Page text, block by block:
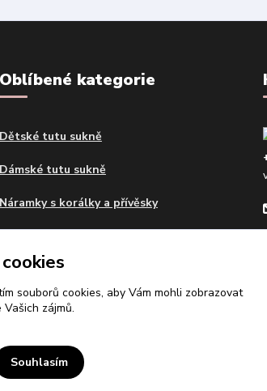
Oblíbené kategorie
Dětské tutu sukně
Dámské tutu sukně
Náramky s korálky a přívěsky
Samolepky na zeď
souborů cookies, aby Vám mohli zobrazovat
zájmů.
Souhlasím